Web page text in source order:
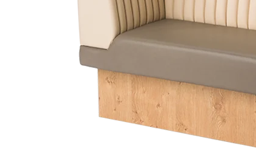
Sezlonguri si Baldachine